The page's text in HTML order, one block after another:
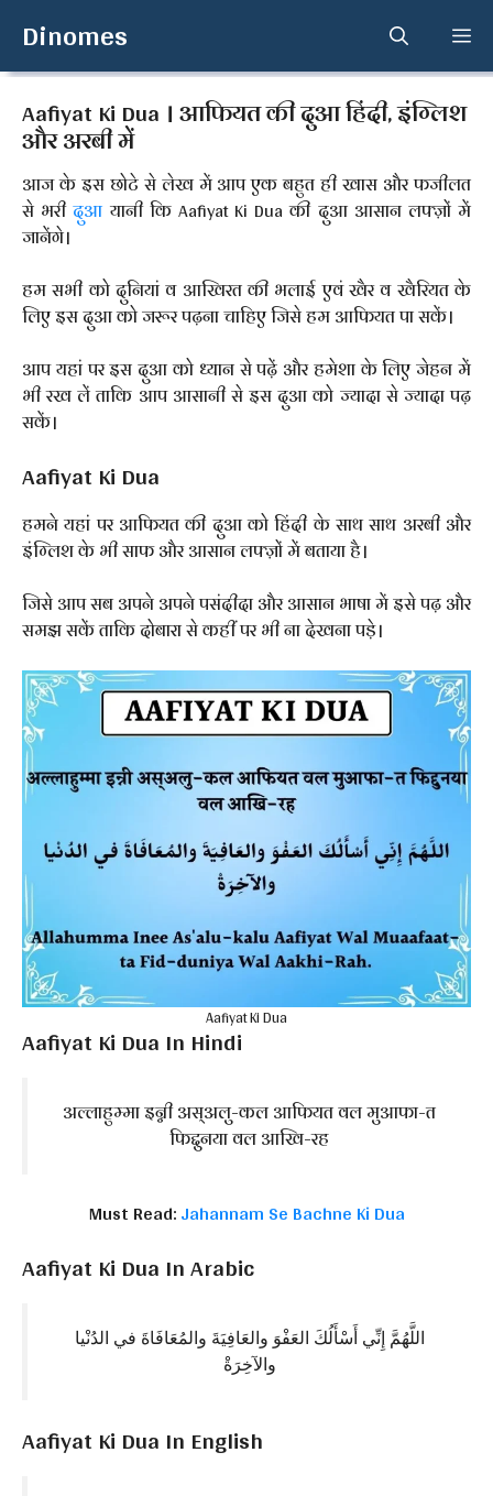
content
Dinomes
Aafiyat Ki Dua । आफियत की दुआ हिंदी, इंग्लिश
और अरबी में
आज के इस छोटे से लेख में आप एक बहुत ही खास और फजीलत
से भरीदुआयानी कि Aafiyat Ki Dua की दुआ आसान लफ्ज़ों में
जानेंगे।
हम सभी को दुनियां व आखिरत की भलाई एवं खैर व खैरियत के
लिए इस दुआ को जरूर पढ़ना चाहिए जिसे हम आफियत पा सकें।
आप यहां पर इस दुआ को ध्यान से पढ़ें और हमेशा के लिए जेहन में
भी रख लें ताकि आप आसानी से इस दुआ को ज्यादा से ज्यादा पढ़
सकें।
Aafiyat Ki Dua
हमने यहां पर आफियत की दुआ को हिंदी के साथ साथ अरबी और
इंग्लिश के भी साफ और आसान लफ्ज़ों में बताया है।
जिसे आप सब अपने अपने पसंदीदा और आसान भाषा में इसे पढ़ और
समझ सकें ताकि दोबारा से कहीं पर भी ना देखना पड़े।
Aafiyat Ki Dua
Aafiyat Ki Dua In Hindi
अल्लाहुम्मा इन्नी अस्अलु-कल आफियत वल मुआफा-त
फिद्दुनया वल आखि-रह
Must Read:Jahannam Se Bachne Ki Dua
Aafiyat Ki Dua In Arabic
اللَّهُمَّ إِنِّي أَسْأَلُكَ العَفْوَ والعَافِيَةَ والمُعَافَاةَ في الدُنْيا
والآخِرَةْ
Aafiyat Ki Dua In English